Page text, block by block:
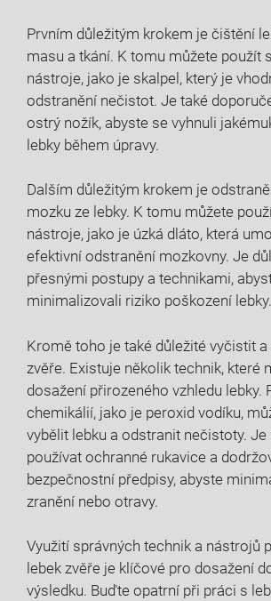
Prvním důležitým krokem je čištění
masu a tkání. K tomu můžete použít
nástroje, jako je skalpel, který je
odstranění nečistot. Je také
ostrý nožík, abyste se vyhnuli
lebky během úpravy.
Dalším důležitým krokem je
mozku ze lebky. K tomu můžete
nástroje, jako je úzká dláto, která
efektivní odstranění mozkovny. Je
přesnými postupy a technikami,
minimalizovali riziko poškození lebky.
Kromě toho je také důležité vyčistit a
zvěře. Existuje několik technik, které
dosažení přirozeného vzhledu lebky.
chemikálií, jako je peroxid vodíku,
vybělit lebku a odstranit nečistoty. Je
používat ochranné rukavice a
bezpečnostní předpisy, abyste
zranění nebo otravy.
Využití správných technik a nástrojů
lebek zvěře je klíčové pro dosažení
výsledku. Buďte opatrní při práci s